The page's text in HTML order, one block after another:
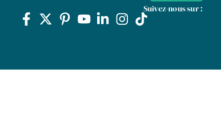
Suivez-nous sur :